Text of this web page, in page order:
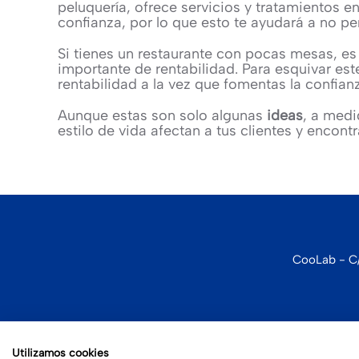
peluquería, ofrece servicios y tratamientos
confianza, por lo que esto te ayudará a no
Si tienes un restaurante con pocas mesas,
importante de rentabilidad. Para esquivar
rentabilidad a la vez que fomentas la
Aunque estas son solo algunas ideas, a
estilo de vida afectan a tus clientes y
CooLab -
Utilizamos cookies